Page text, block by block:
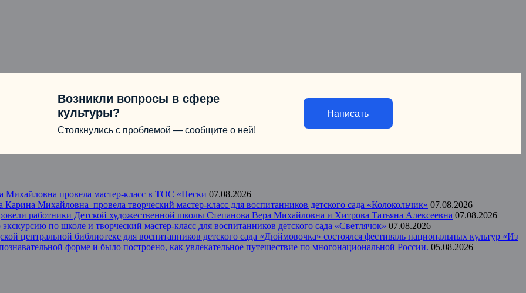
Возникли вопросы в сфере
культуры?
Столкнулись с проблемой — сообщите о ней!
Написать
Михайловна провела мастер-класс в ТОС «Пески 07.08.2026
Михайловна провела творческий мастер-класс для воспитанников детского сада «Колокольчик» 07.08.2026
работники Детской художественной школы Степанова Вера Михайловна и Хитрова Татьяна Алексеевна 07.08.2026
по школе и творческий мастер-класс для воспитанников детского сада «Светлячок» 07.08.2026
центральной библиотеке для воспитанников детского сада «Дюймовочка» состоялся фестиваль национальных культур «Из
форме и было построено, как увлекательное путешествие по многонациональной России. 05.08.2026